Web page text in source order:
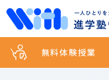
無料体験授業
0285-83-5852